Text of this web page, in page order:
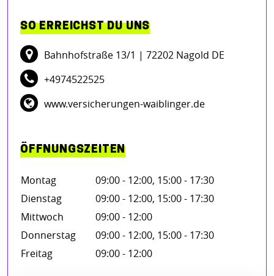
SO ERREICHST DU UNS
Bahnhofstraße 13/1 | 72202 Nagold DE
+4974522525
www.versicherungen-waiblinger.de
ÖFFNUNGSZEITEN
Montag
09:00 - 12:00, 15:00 - 17:30
Dienstag
09:00 - 12:00, 15:00 - 17:30
Mittwoch
09:00 - 12:00
Donnerstag
09:00 - 12:00, 15:00 - 17:30
Freitag
09:00 - 12:00